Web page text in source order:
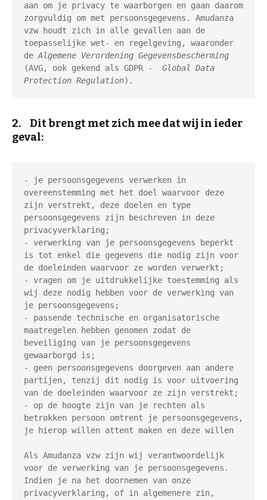
aan om je privacy te waarborgen en gaan daarom
zorgvuldig om met persoonsgegevens. Amudanza
vzw houdt zich in alle gevallen aan de
toepasselijke wet- en regelgeving, waaronder
de Algemene Verordening Gegevensbescherming
(AVG, ook gekend als GDPR - Global Data
Protection Regulation).
2. Dit brengt met zich mee dat wij in ieder
geval:
- je persoonsgegevens verwerken in
overeenstemming met het doel waarvoor deze
zijn verstrekt, deze doelen en type
persoonsgegevens zijn beschreven in deze
privacyverklaring;
- verwerking van je persoonsgegevens beperkt
is tot enkel die gegevens die nodig zijn voor
de doeleinden waarvoor ze worden verwerkt;
- vragen om je uitdrukkelijke toestemming als
wij deze nodig hebben voor de verwerking van
je persoonsgegevens;
- passende technische en organisatorische
maatregelen hebben genomen zodat de
beveiliging van je persoonsgegevens
gewaarborgd is;
- geen persoonsgegevens doorgeven aan andere
partijen, tenzij dit nodig is voor uitvoering
van de doeleinden waarvoor ze zijn verstrekt;
- op de hoogte zijn van je rechten als
betrokken persoon omtrent je persoonsgegevens,
je hierop willen attent maken en deze willen
Als Amudanza vzw zijn wij verantwoordelijk
voor de verwerking van je persoonsgegevens.
Indien je na het doornemen van onze
privacyverklaring, of in algemenere zin,